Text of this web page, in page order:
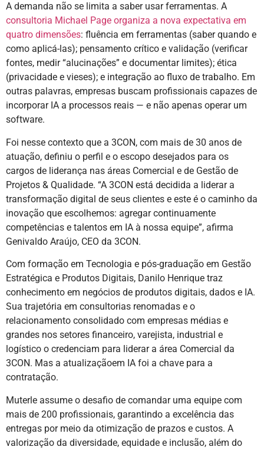
A demanda não se limita a saber usar ferramentas. A
consultoria Michael Page organiza a nova expectativa em
quatro dimensões: fluência em ferramentas (saber quando e
como aplicá-las); pensamento crítico e validação (verificar
fontes, medir “alucinações” e documentar limites); ética
(privacidade e vieses); e integração ao fluxo de trabalho. Em
outras palavras, empresas buscam profissionais capazes de
incorporar IA a processos reais — e não apenas operar um
software.
Foi nesse contexto que a 3CON, com mais de 30 anos de
atuação, definiu o perfil e o escopo desejados para os
cargos de liderança nas áreas Comercial e de Gestão de
Projetos & Qualidade. “A 3CON está decidida a liderar a
transformação digital de seus clientes e este é o caminho da
inovação que escolhemos: agregar continuamente
competências e talentos em IA à nossa equipe”, afirma
Genivaldo Araújo, CEO da 3CON.
Com formação em Tecnologia e pós-graduação em Gestão
Estratégica e Produtos Digitais, Danilo Henrique traz
conhecimento em negócios de produtos digitais, dados e IA.
Sua trajetória em consultorias renomadas e o
relacionamento consolidado com empresas médias e
grandes nos setores financeiro, varejista, industrial e
logístico o credenciam para liderar a área Comercial da
3CON. Mas a atualizaçãoem IA foi a chave para a
contratação.
Muterle assume o desafio de comandar uma equipe com
mais de 200 profissionais, garantindo a excelência das
entregas por meio da otimização de prazos e custos. A
valorização da diversidade, equidade e inclusão, além do